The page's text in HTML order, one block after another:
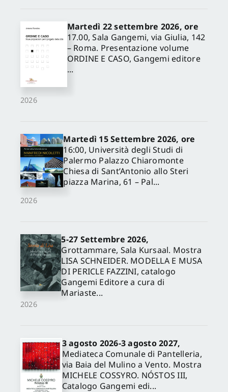
2026
Martedì 22 settembre 2026, ore
17.00, Sala Gangemi, via Giulia, 142
– Roma. Presentazione volume
ORDINE E CASO, Gangemi editore
...
2026
Martedì 15 Settembre 2026, ore
16:00, Università degli Studi di
Palermo Palazzo Chiaromonte
Chiesa di Sant’Antonio allo Steri
piazza Marina, 61 – Pal...
2026
5-27 Settembre 2026,
Grottammare, Sala Kursaal. Mostra
LISA SCHNEIDER. MODELLA E MUSA
DI PERICLE FAZZINI, catalogo
Gangemi Editore a cura di
Mariaste...
3 agosto 2026-3 agosto 2027,
Mediateca Comunale di Pantelleria,
via Baia del Mulino a Vento. Mostra
MICHELE COSSYRO. NÓSTOS III,
Catalogo Gangemi edi...